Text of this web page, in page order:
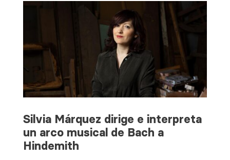
Silvia Márquez dirige e interpreta
un arco musical de Bach a
Hindemith